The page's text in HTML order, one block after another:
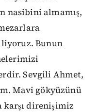
nasibini almamış,
Bunun
Sevgili Ahmet,
Mavi gökyüzünü
karşı direnişimiz